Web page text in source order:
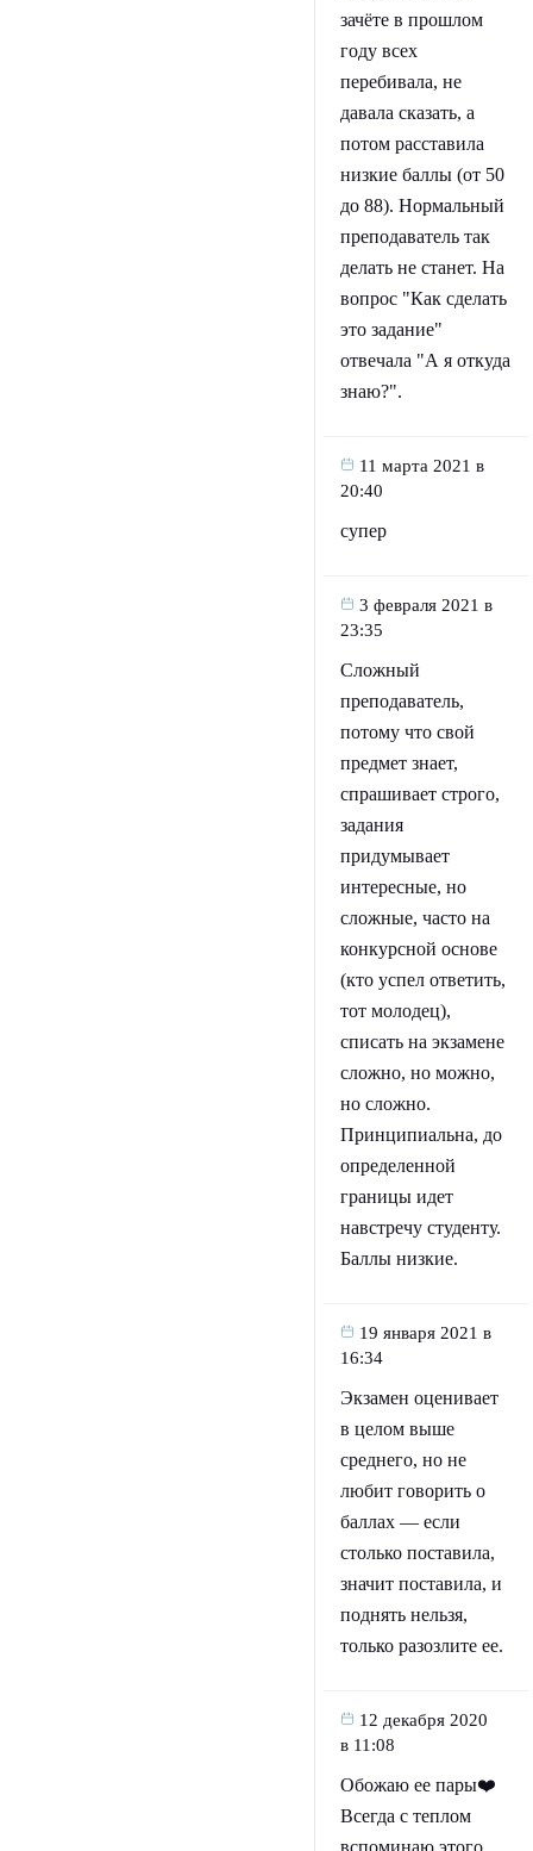
зачёте в прошлом
году всех
перебивала, не
давала сказать, а
потом расставила
низкие баллы (от 50
до 88). Нормальный
преподаватель так
делать не станет. На
вопрос "Как сделать
это задание"
отвечала "А я откуда
знаю?".
11 марта 2021 в
20:40
супер
3 февраля 2021 в
23:35
Сложный
преподаватель,
потому что свой
предмет знает,
спрашивает строго,
задания
придумывает
интересные, но
сложные, часто на
конкурсной основе
(кто успел ответить,
тот молодец),
списать на экзамене
сложно, но можно,
но сложно.
Принципиальна, до
определенной
границы идет
навстречу студенту.
Баллы низкие.
19 января 2021 в
16:34
Экзамен оценивает
в целом выше
среднего, но не
любит говорить о
баллах — если
столько поставила,
значит поставила, и
поднять нельзя,
только разозлите ее.
12 декабря 2020
в 11:08
Обожаю ее пары❤️️
Всегда с теплом
вспоминаю этого